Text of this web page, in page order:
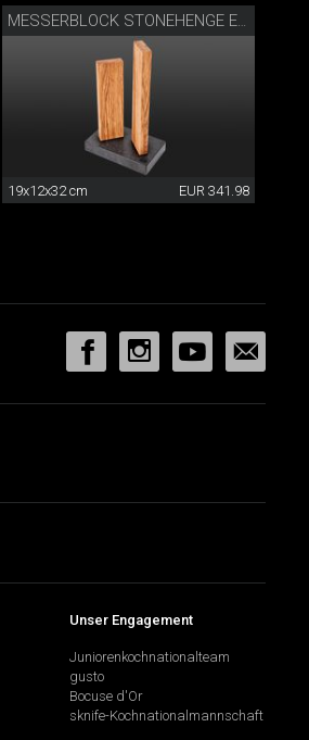
MESSERBLOCK STONEHENGE EICHE
19x12x32 cm EUR 341.98
Unser Engagement
Juniorenkochnationalteam
gusto
Bocuse d'Or
sknife-Kochnationalmannschaft